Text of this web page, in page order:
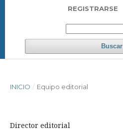
REGISTRARSE
Buscar
INICIO / Equipo editorial
Director editorial